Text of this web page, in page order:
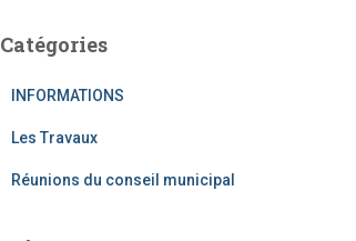
Catégories
INFORMATIONS
Les Travaux
Réunions du conseil municipal